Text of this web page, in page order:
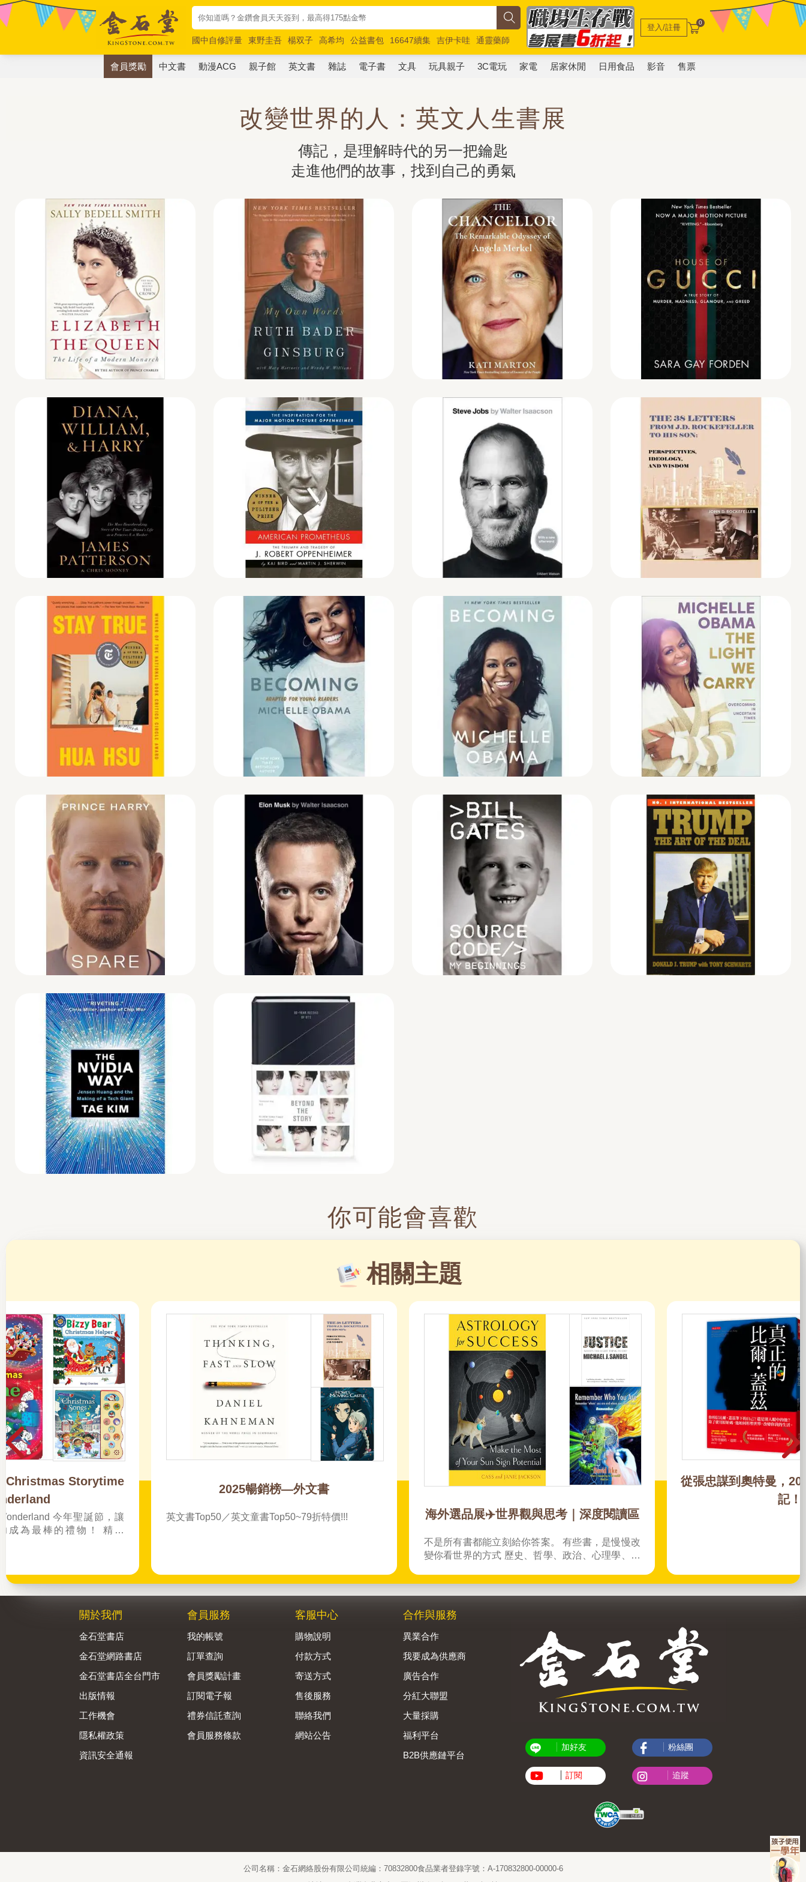
國中自修評量 東野圭吾 楊双子 高希均 公益書包 16647續集 吉伊卡哇
通靈藥師
唯紅花綻放
奧德賽 路邊攤新作 馬斯克 玩具總動員5 超慢跑
登入/註冊 0
會員獎勵 中文書 動漫ACG 親子館 英文書 雜誌 電子書 文具 玩具親子 3C電玩 家電 居家休閒 日用食品 影音 售票
改變世界的人：英文人生書展
傳記，是理解時代的另一把鑰匙
走進他們的故事，找到自己的勇氣
你可能會喜歡
相關主題
從張忠謀到奧特曼，2025必讀的現象級傳
Think BIG：致勝人生書展
現在布局未來｜財經商業書79折起 從 The Nvidia
影響力 財經趨勢就是未來機會，先讀先贏
2025聖誕閱讀村：Christmas Storytime
Christmas Storytime Wonderland 今年聖誕節，讓
Bluey、Peppa Pig、Paw Patrol、迪士尼、尋找威
力等經典角色的聖誕繪本與倒數日曆， 從閱讀、貼
紙、著色到迷宮遊戲，陪孩子一起倒數歡樂的 25
天。 打開每一頁、每一扇小門，都是滿滿的驚喜與
節慶溫度， Read it, Play it, Feel the Christmas
關於我們
金石堂書店
金石堂網路書店
金石堂書店全台門市
出版情報
工作機會
隱私權政策
資訊安全通報
會員服務
我的帳號
訂單查詢
會員獎勵計畫
訂閱電子報
禮券信託查詢
會員服務條款
客服中心
購物說明
付款方式
寄送方式
售後服務
聯絡我們
網站公告
合作與服務
異業合作
我要成為供應商
廣告合作
分紅大聯盟
大量採購
福利平台
B2B供應鏈平台
加好友
訂閱
粉絲團
追蹤
公司名稱：金石網絡股份有限公司 統編：70832800食品業者登錄字號：A-170832800-00000-6